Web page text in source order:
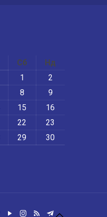
Сб
Нд
1
2
8
9
15
16
22
23
29
30